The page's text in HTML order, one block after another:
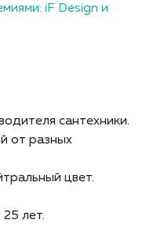
iF Design и
сантехники.
от разных
цвет.
25 лет.